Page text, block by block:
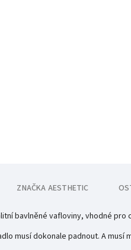
ZNAČKA AESTHETIC
bavlněné vafloviny, vhodné
musí dokonale padnout. A musí